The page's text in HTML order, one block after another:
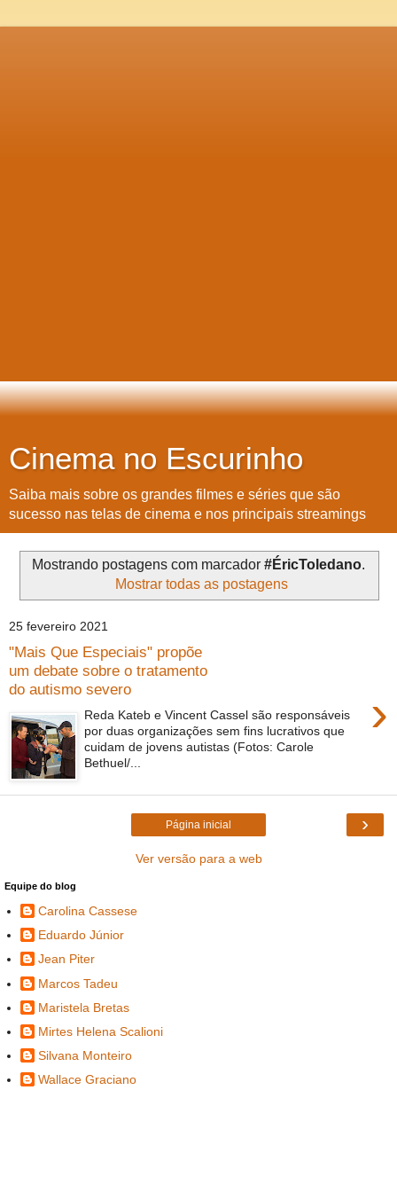
Cinema no Escurinho
Saiba mais sobre os grandes filmes e séries que são
sucesso nas telas de cinema e nos principais streamings
Mostrando postagens com marcador #ÉricToledano.
Mostrar todas as postagens
25 fevereiro 2021
"Mais Que Especiais" propõe
um debate sobre o tratamento
do autismo severo
›
Reda Kateb e Vincent Cassel são responsáveis
por duas organizações sem fins lucrativos que
cuidam de jovens autistas (Fotos: Carole
Bethuel/...
›
Página inicial
Ver versão para a web
Equipe do blog
Carolina Cassese
Eduardo Júnior
Jean Piter
Marcos Tadeu
Maristela Bretas
Mirtes Helena Scalioni
Silvana Monteiro
Wallace Graciano